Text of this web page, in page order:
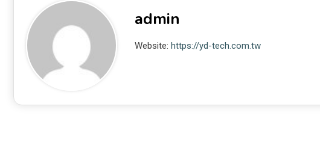
admin
Website:https://yd-tech.com.tw